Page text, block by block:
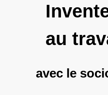
au
avec le